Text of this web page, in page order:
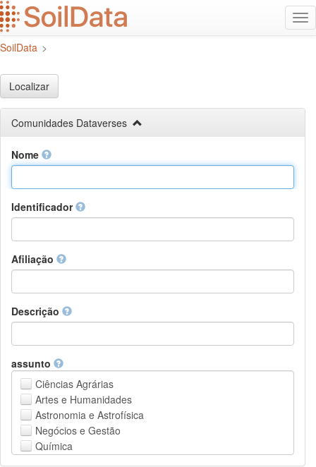
Ir
para
o
conteúdo
SoilData >
Localizar
Comunidades Dataverses
Nome
Identificador
Afiliação
Descrição
assunto
Ciências Agrárias
Artes e Humanidades
Astronomia e Astrofísica
Negócios e Gestão
Química